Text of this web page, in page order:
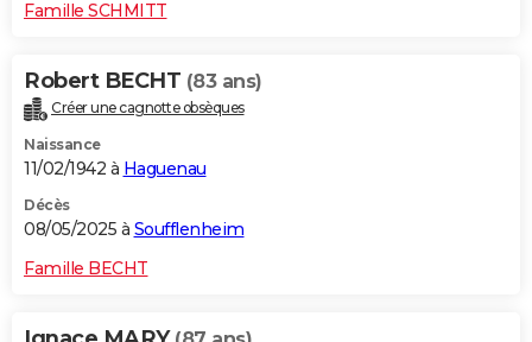
Famille SCHMITT
Robert BECHT (83 ans)
Créer une cagnotte obsèques
Naissance
11/02/1942 à Haguenau
Décès
08/05/2025 à Soufflenheim
Famille BECHT